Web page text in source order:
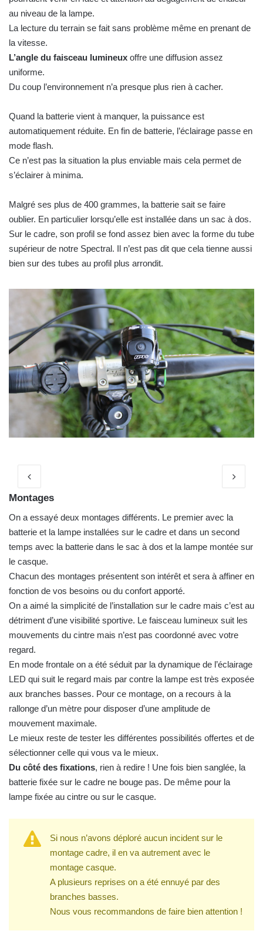
au niveau de la lampe.
La lecture du terrain se fait sans problème même en prenant de
la vitesse.
L’angle du faisceau lumineux offre une diffusion assez
uniforme.
Du coup l’environnement n’a presque plus rien à cacher.
Quand la batterie vient à manquer, la puissance est
automatiquement réduite. En fin de batterie, l’éclairage passe en
mode flash.
Ce n’est pas la situation la plus enviable mais cela permet de
s’éclairer à minima.
Malgré ses plus de 400 grammes, la batterie sait se faire
oublier. En particulier lorsqu’elle est installée dans un sac à dos.
Sur le cadre, son profil se fond assez bien avec la forme du tube
supérieur de notre Spectral. Il n’est pas dit que cela tienne aussi
bien sur des tubes au profil plus arrondit.
Montages
On a essayé deux montages différents. Le premier avec la
batterie et la lampe installées sur le cadre et dans un second
temps avec la batterie dans le sac à dos et la lampe montée sur
le casque.
Chacun des montages présentent son intérêt et sera à affiner en
fonction de vos besoins ou du confort apporté.
On a aimé la simplicité de l’installation sur le cadre mais c’est au
détriment d’une visibilité sportive. Le faisceau lumineux suit les
mouvements du cintre mais n’est pas coordonné avec votre
regard.
En mode frontale on a été séduit par la dynamique de l’éclairage
LED qui suit le regard mais par contre la lampe est très exposée
aux branches basses. Pour ce montage, on a recours à la
rallonge d’un mètre pour disposer d’une amplitude de
mouvement maximale.
Le mieux reste de tester les différentes possibilités offertes et de
sélectionner celle qui vous va le mieux.
Du côté des fixations, rien à redire ! Une fois bien sanglée, la
batterie fixée sur le cadre ne bouge pas. De même pour la
lampe fixée au cintre ou sur le casque.
Si nous n’avons déploré aucun incident sur le
montage cadre, il en va autrement avec le
montage casque.
A plusieurs reprises on a été ennuyé par des
branches basses.
Nous vous recommandons de faire bien attention !